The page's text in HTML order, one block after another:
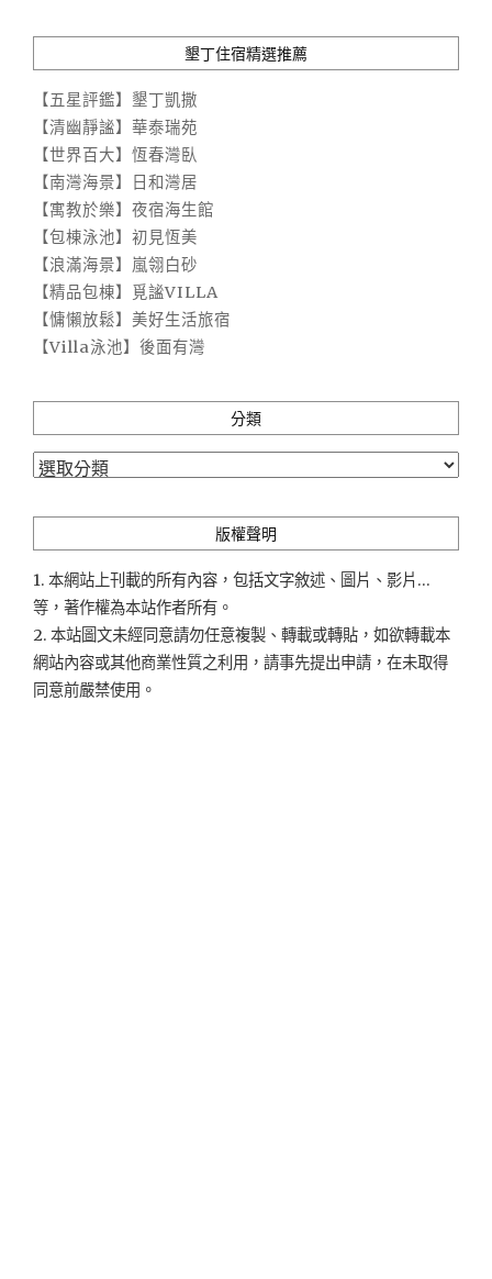
墾丁住宿精選推薦
【五星評鑑】墾丁凱撒
【清幽靜謐】華泰瑞苑
【世界百大】恆春灣臥
【南灣海景】日和灣居
【寓教於樂】夜宿海生館
【包棟泳池】初見恆美
【浪滿海景】嵐翎白砂
【精品包棟】覓謐VILLA
【慵懶放鬆】美好生活旅宿
【Villa泳池】後面有灣
分類
分
版權聲明
1. 本網站上刊載的所有內容，包括文字敘述、圖片、影片...
等，著作權為本站作者所有。
2. 本站圖文未經同意請勿任意複製、轉載或轉貼，如欲轉載本
網站內容或其他商業性質之利用，請事先提出申請，在未取得
同意前嚴禁使用。